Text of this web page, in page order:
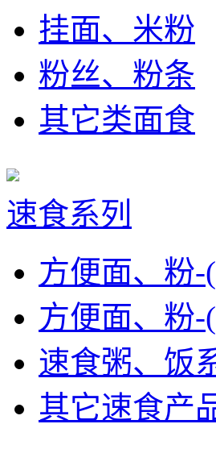
挂面、米粉
粉丝、粉条
其它类面食
速食系列
方便面、粉-
方便面、粉-
速食粥、饭
其它速食产